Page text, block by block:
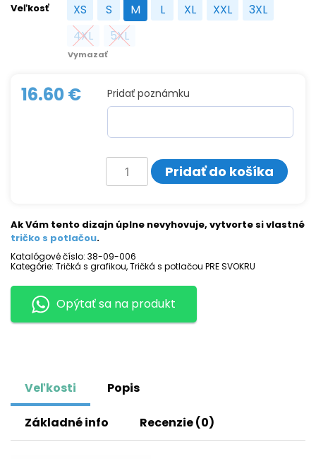
Veľkosť XS
XS S
S M
M LL XL
XL XXL
XXL 3XL
3XL
4XL
4XL 5XL
5XL
Vymazať
16.60€ Pridať poznámku
množstvo
Tričko
s
SVOKRA
Pridať do košíka
Ak Vám tento dizajn úplne nevyhovuje, vytvorte si vlastné
tričko s potlačou.
Katalógové číslo: 38-09-006
Kategórie: Tričká s grafikou,Tričká s potlačou PRE SVOKRU
Opýtať sa na produkt
Veľkosti Popis
Základné info Recenzie (0)